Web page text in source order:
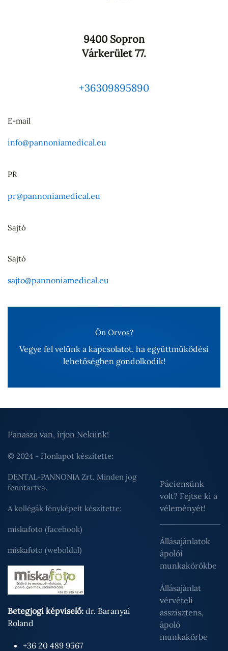
9400 Sopron
Várkerület 77.
+36309895890
E-mail
info@pannoniamedical.eu
PR
pr@pannoniamedical.eu
Sajtó
Sajtó
sajto@pannoniamedical.eu
Ön Orvos?
Vegye fel velünk a kapcsolatot, ha együttműködési
lehetőségben gondolkodik!
Panasza van, írjon Nekünk!
© 2024 - Honlapot készítette:
DENTAL-PANNONIA Zrt. Minden jog
fenntartva.
A kollégák fényképeit készítette:
miskafoto (facebook)
miskafoto (weboldal)
Betegjogi képviselő: dr. Baranyai
Roland
+36 20 489 9567
Páciensünk
volt? Fejtse ki a
véleményét!
Állásajánlatok
ápolói
munkakörökbe
Állásajánlat
vérvételi
asszisztens,
ápoló
munkakörbe